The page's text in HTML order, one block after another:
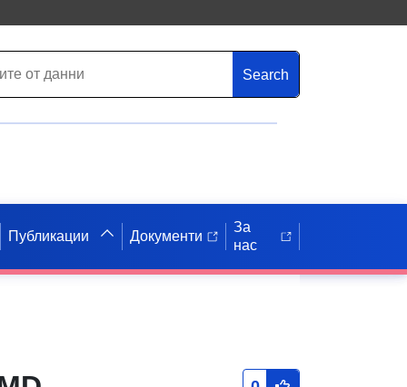
Search
Публикации Документи
За
нас